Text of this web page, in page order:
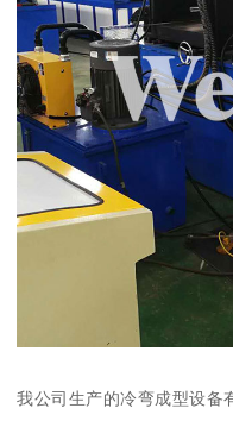
我公司生产的冷弯成型设备